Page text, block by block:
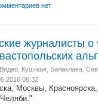
нет
журналисты
Видео Куш-кая, Балаклава,
06:32
Москвы,